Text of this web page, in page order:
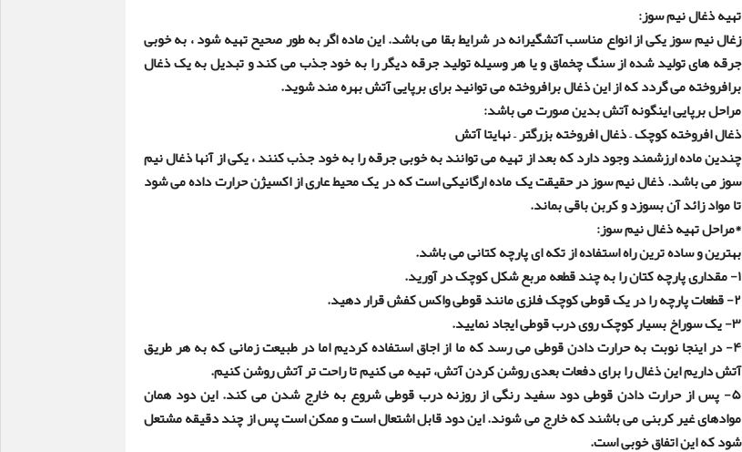
تهیه ذغال نیم سوز:
زغال نیم سوز یکی از انواع مناسب آتشگیرانه در شرایط بقا می باشد. این ماده اگر به طور صحیح تهیه شود ، به خوبی
جرقه های تولید شده از سنگ چخماق و یا هر وسیله تولید جرقه دیگر را به خود جذب می کند و تبدیل به یک ذغال
برافروخته می گردد که از این ذغال برافروخته می توانید برای برپایی آتش بهره مند شوید.
مراحل برپایی اینگونه آتش بدین صورت می باشد:
ذغال افروخته کوچک – ذغال افروخته بزرگتر – نهایتا آتش
چندین ماده ارزشمند وجود دارد که بعد از تهیه می توانند به خوبی جرقه را به خود جذب کنند ، یکی از آنها ذغال نیم
سوز می باشد. ذغال نیم سوز در حقیقت یک ماده ارگانیکی است که در یک محیط عاری از اکسیژن حرارت داده می شود
تا مواد زائد آن بسوزد و کربن باقی بماند.
*مراحل تهیه ذغال نیم سوز:
بهترین و ساده ترین راه استفاده از تکه ای پارچه کتانی می باشد.
۱- مقداری پارچه کتان را به چند قطعه مربع شکل کوچک در آورید.
۲- قطعات پارچه را در یک قوطی کوچک فلزی مانند قوطی واکس کفش قرار دهید.
۳- یک سوراخ بسیار کوچک روی درب قوطی ایجاد نمایید.
۴- در اینجا نوبت به حرارت دادن قوطی می رسد که ما از اجاق استفاده کردیم اما در طبیعت زمانی که به هر طریق
آتش داریم این ذغال را برای دفعات بعدی روشن کردن آتش، تهیه می کنیم تا راحت تر آتش روشن کنیم.
۵- پس از حرارت دادن قوطی دود سفید رنگی از روزنه درب قوطی شروع به خارج شدن می کند. این دود همان
موادهای غیر کربنی می باشند که خارج می شوند. این دود قابل اشتعال است و ممکن است پس از چند دقیقه مشتعل
شود که این اتفاق خوبی است.